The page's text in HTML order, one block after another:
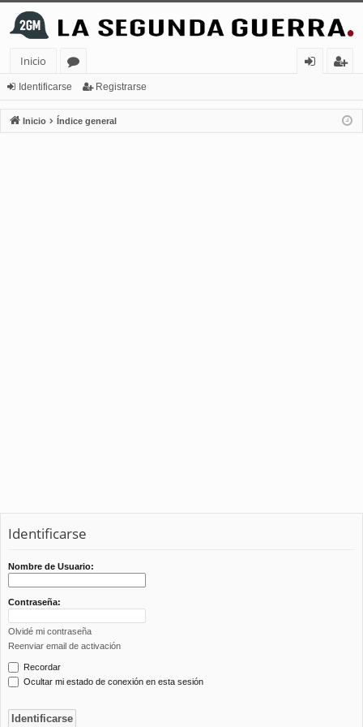
Inicio
or
os
nt
ifi
ist
ra
Identificarse Registrarse
Inicio Índice general
Identificarse
Nombre de Usuario:
Contraseña:
Olvidé mi contraseña
Reenviar email de activación
Recordar
Ocultar mi estado de conexión en esta sesión